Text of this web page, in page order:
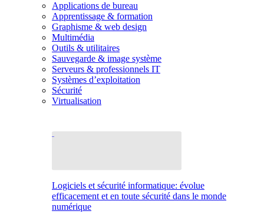
Applications de bureau
Apprentissage & formation
Graphisme & web design
Multimédia
Outils & utilitaires
Sauvegarde & image système
Serveurs & professionnels IT
Systèmes d’exploitation
Sécurité
Virtualisation
Logiciels et sécurité informatique: évolue
efficacement et en toute sécurité dans le monde
numérique